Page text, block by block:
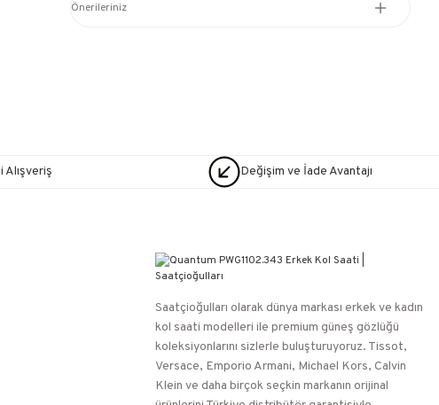
Önerileriniz
Alışveriş Değişim ve İade Avantajı
Saatçioğulları⁠ olarak dünya markası erkek ve kadın
kol saati modelleri ile premium güneş gözlüğü
koleksiyonlarını sizlerle buluşturuyoruz. Tissot,
Versace, Emporio Armani, Michael Kors, Calvin
Klein ve daha birçok seçkin markanın orijinal